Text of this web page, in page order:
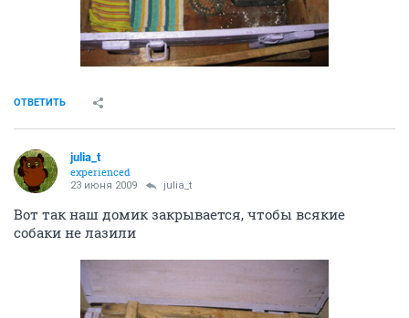
ОТВЕТИТЬ
julia_t
experienced
23 июня 2009 julia_t
Вот так наш домик закрывается, чтобы всякие
собаки не лазили